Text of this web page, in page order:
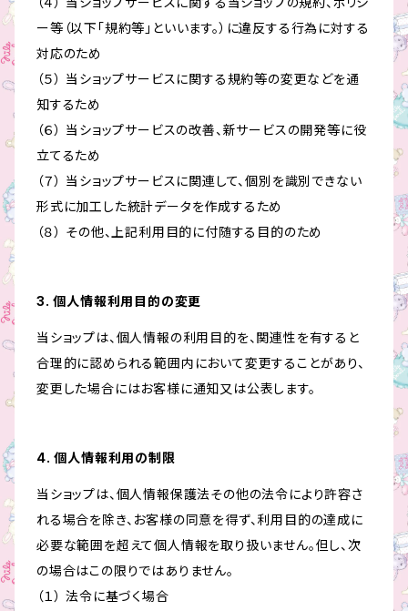
ー等（以下「規約等」といいます。）に違反する行為に対する
対応のため
（５） 当ショップサービスに関する規約等の変更などを通
知するため
（６） 当ショップサービスの改善、新サービスの開発等に役
立てるため
（７） 当ショップサービスに関連して、個別を識別できない
形式に加工した統計データを作成するため
（８） その他、上記利用目的に付随する目的のため
3. 個人情報利用目的の変更
当ショップは、個人情報の利用目的を、関連性を有すると
合理的に認められる範囲内において変更することがあり、
変更した場合にはお客様に通知又は公表します。
4. 個人情報利用の制限
当ショップは、個人情報保護法その他の法令により許容さ
れる場合を除き、お客様の同意を得ず、利用目的の達成に
必要な範囲を超えて個人情報を取り扱いません。但し、次
の場合はこの限りではありません。
（１） 法令に基づく場合